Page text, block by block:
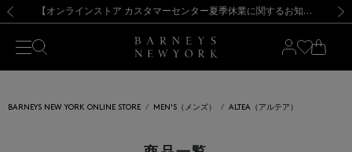
新規登録のお客様も対象！＜MY BARNEYS＞会員のお客様は11,000円（税込）以上のお買上げで常時送料無料！お買い物の際は会員登録を！
【夏季休業に伴う出荷一時停止のお知らせ】(2026.8.7) 【オンラインストア カスタマーセンター夏季休業に関するお知らせ】（2026.8.7）
【夏季休業に伴う返品・交換承り一時停止のお知らせ】（2026.8.5）
熊本県を中心とした地震の影響によるお荷物のお届けについて
【開催中】SUMMER SALEのご案内・ご注意事項 新規登録のお客様も対象！＜MY BARNEYS＞会員のお客様は11,000円（税込）以上のお買上げで常時送料無料！お買い物の際は会員登録を！
【夏季休業に伴う出荷一時停止のお知らせ】(2026.8.7)
BARNEYS NEW YORK ONLINE STORE MEN'S（メンズ） ALTEA（アルテア）